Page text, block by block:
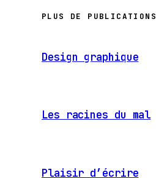
PLUS DE PUBLICATIONS
Design graphique
Les racines du mal
Plaisir d’écrire